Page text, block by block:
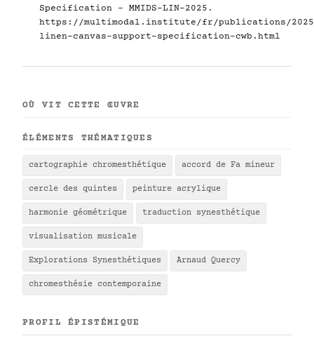
Specification - MMIDS-LIN-2025.
https://multimodal.institute/fr/publications/2025/
linen-canvas-support-specification-cwb.html
OÙ VIT CETTE ŒUVRE
ÉLÉMENTS THÉMATIQUES
cartographie chromesthétique accord de Fa mineur
cercle des quintes peinture acrylique
harmonie géométrique traduction synesthétique
visualisation musicale
Explorations Synesthétiques Arnaud Quercy
chromesthésie contemporaine
PROFIL ÉPISTÉMIQUE